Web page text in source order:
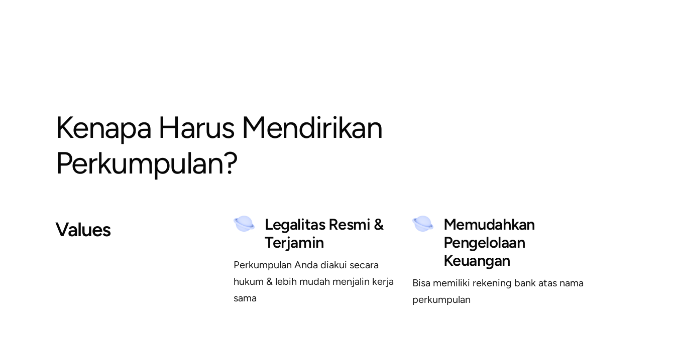
Kenapa Harus Mendirikan
Perkumpulan?
Values
Legalitas Resmi &
Terjamin
Perkumpulan Anda diakui secara
hukum & lebih mudah menjalin kerja
sama
Memudahkan
Pengelolaan
Keuangan
Bisa memiliki rekening bank atas nama
perkumpulan